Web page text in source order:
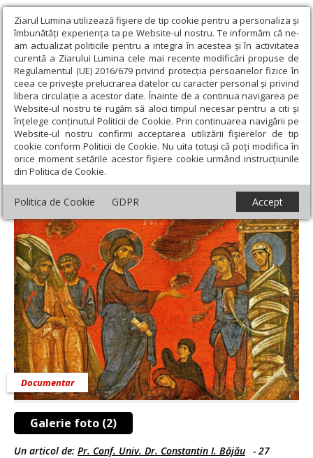
Ziarul Lumina utilizează fişiere de tip cookie pentru a personaliza și
îmbunătăți experiența ta pe Website-ul nostru. Te informăm că ne-
am actualizat politicile pentru a integra în acestea și în activitatea
curentă a Ziarului Lumina cele mai recente modificări propuse de
Regulamentul (UE) 2016/679 privind protecția persoanelor fizice în
ceea ce privește prelucrarea datelor cu caracter personal și privind
libera circulație a acestor date. Înainte de a continua navigarea pe
Website-ul nostru te rugăm să aloci timpul necesar pentru a citi și
înțelege conținutul Politicii de Cookie. Prin continuarea navigării pe
Website-ul nostru confirmi acceptarea utilizării fişierelor de tip
cookie conform Politicii de Cookie. Nu uita totuși că poți modifica în
orice moment setările acestor fişiere cookie urmând instrucțiunile
din Politica de Cookie.
Politica de Cookie GDPR Accept
Ziarul Lumina › Actualitate religioasă › Documentar › Moaștele
Sfântului și Dreptului Lazăr vin la pelerinajul din București
Moaștele Sfântului și Dreptului Lazăr vin la
pelerinajul din București
Galerie foto (2)
Documentar
Un articol de: Pr. Conf. Univ. Dr. Constantin I. Băjău - 27